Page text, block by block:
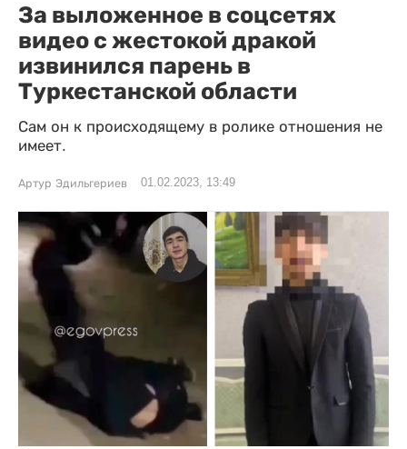
За выложенное в соцсетях
видео с жестокой дракой
извинился парень в
Туркестанской области
Сам он к происходящему в ролике отношения не
имеет.
Артур Эдильгериев 01.02.2023, 13:49